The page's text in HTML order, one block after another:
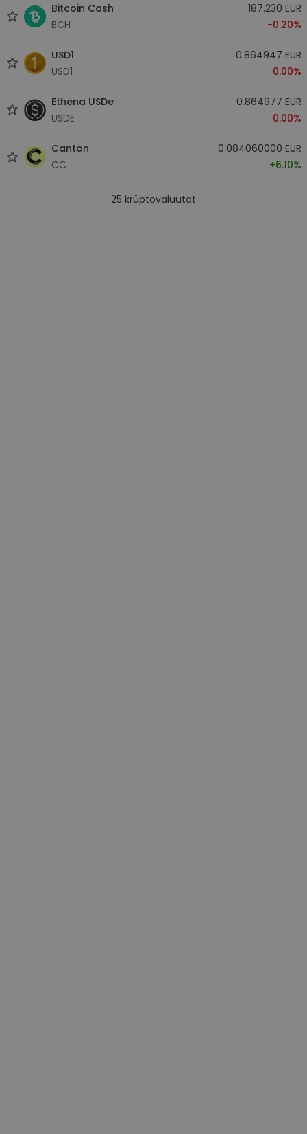
Bitcoin Cash
BCH
187.230 EUR
-0.20%
USD1
USD1
0.864947 EUR
0.00%
Ethena USDe
USDE
0.864977 EUR
0.00%
Canton
CC
0.084060000 EUR
+6.10%
25 krüptovaluutat